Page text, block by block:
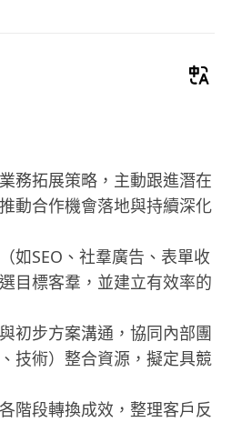
務拓展策略，主動跟進潛在
動合作機會落地與持續深化
如SEO、社羣廣告、表單收
目標客羣，並建立有效率的
初步方案溝通，協同內部團
技術）整合資源，擬定具競
階段轉換成效，整理客戶反